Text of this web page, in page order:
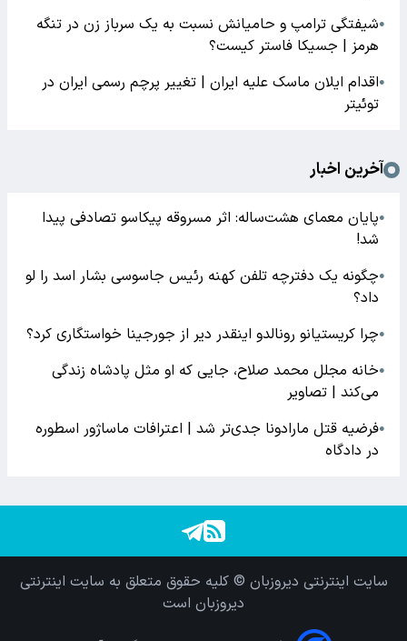
●شیفتگی ترامپ و حامیانش نسبت به یک سرباز زن در تنگه
هرمز | جسیکا فاستر کیست؟
●اقدام ایلان ماسک علیه ایران | تغییر پرچم رسمی ایران در
توئیتر
آخرین اخبار
●پایان معمای هشت‌ساله: اثر مسروقه پیکاسو تصادفی پیدا
شد!
●چگونه یک دفترچه تلفن کهنه رئیس جاسوسی بشار اسد را لو
داد؟
●چرا کریستیانو رونالدو اینقدر دیر از جورجینا خواستگاری کرد؟
●خانه مجلل محمد صلاح، جایی که او مثل پادشاه زندگی
می‌کند | تصاویر
●فرضیه قتل مارادونا جدی‌تر شد | اعترافات ماساژور اسطوره
در دادگاه
سایت اینترنتی دیروزبان © کلیه حقوق متعلق به سایت اینترنتی
دیروزبان است